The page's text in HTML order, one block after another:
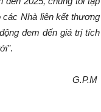
cácNhà liên kết thương
đem đến giá trị tích
.
G.P.M